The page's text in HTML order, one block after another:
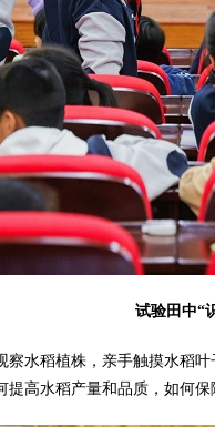
试验田中“
察水稻植株，亲手触摸水稻
高水稻产量和品质，如何